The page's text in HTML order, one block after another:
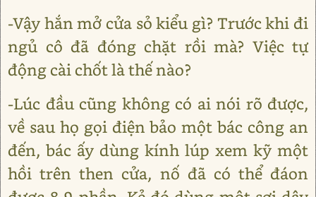
-Vậy hắn mở cửa sỏ kiểu gì? Trước khi đi
ngủ cô đã đóng chặt rồi mà? Việc tự
động cài chốt là thế nào?
-Lúc đầu cũng không có ai nói rõ được,
về sau họ gọi điện bảo một bác công an
đến, bác ấy dùng kính lúp xem kỹ một
hồi trên then cửa, nố đã có thể đáon